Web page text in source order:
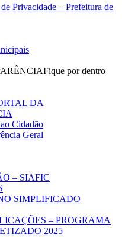
Privacidade – Prefeitura de
Fique por dentro
DA
Cidadão
Geral
– SIAFIC
SIMPLIFICADO
– PROGRAMA
2025